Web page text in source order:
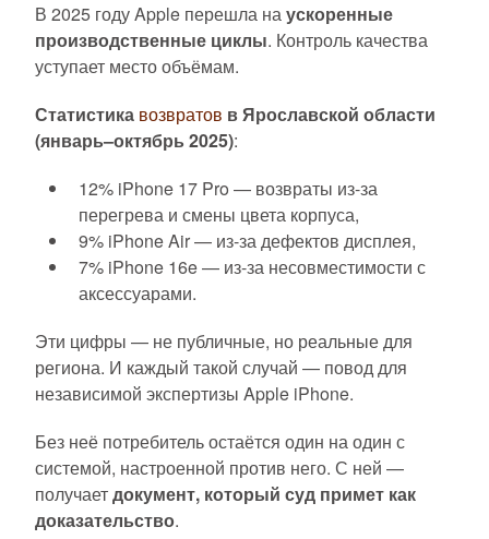
В 2025 году Apple перешла наускоренные
производственные циклы. Контроль качества
уступает место объёмам.
Статистика возвратов в Ярославской области
(январь–октябрь 2025):
12% iPhone 17 Pro — возвраты из-за
перегрева и смены цвета корпуса,
9% iPhone Air — из-за дефектов дисплея,
7% iPhone 16e — из-за несовместимости с
аксессуарами.
Эти цифры — не публичные, но реальные для
региона. И каждый такой случай — повод для
независимой экспертизы Apple iPhone.
Без неё потребитель остаётся один на один с
системой, настроенной против него. С ней —
получаетдокумент, который суд примет как
доказательство.